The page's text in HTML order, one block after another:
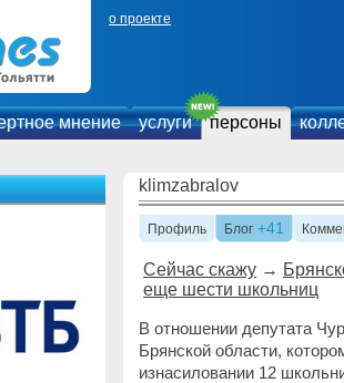
о проекте
мнение услуги персоны
klimzabralov
Профиль Блог +41
Сейчас скажу →
еще шести школьниц
В отношении депутата
Брянской области,
изнасиловании 12